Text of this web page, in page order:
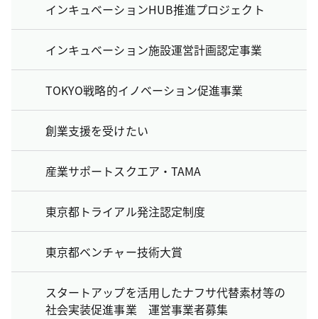
インキュベーションHUB推進プロジェクト
インキュベーション施設運営計画認定事業
TOKYO戦略的イノベーション促進事業
創業支援を受けたい
産業サポートスクエア・TAMA
東京都トライアル発注認定制度
東京都ベンチャー技術大賞
スタートアップを活用したナフサ代替素材等の
社会実装促進事業 運営事業者募集